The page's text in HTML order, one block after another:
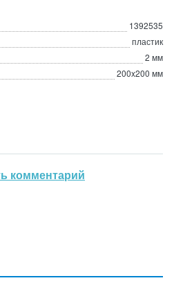
1392535
пластик
2 мм
200x200 мм
комментарий